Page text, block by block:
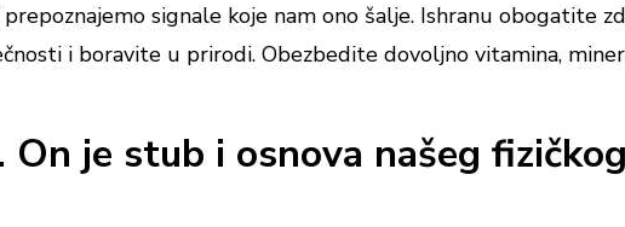
signale koje nam ono šalje. Ishranu obogatite
i boravite u prirodi. Obezbedite dovoljno vitamina,
je stub i osnova našeg fizičkog